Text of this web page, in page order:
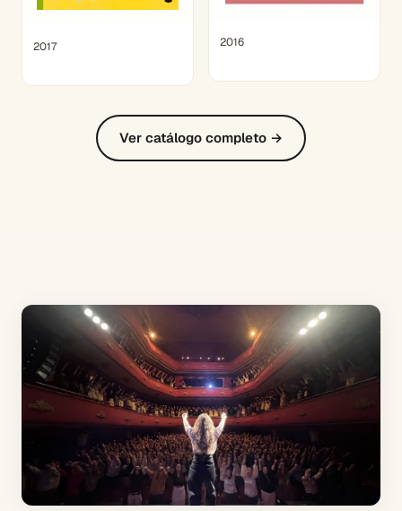
2017 2016
Ver catálogo completo →